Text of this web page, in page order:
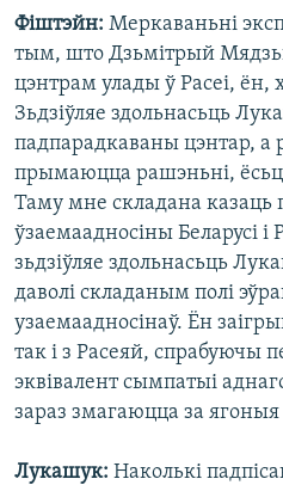
Фіштэйн: Меркаваньні
тым, што Дзьмітрый
цэнтрам улады ў Расеі, ён,
Зьдзіўляе здольнасьць
падпарадкаваны цэнтар,
прымаюцца рашэньні,
Таму мне складана казаць
ўзаемаадносіны Беларусі і
зьдзіўляе здольнасьць
даволі складаным полі
узаемаадносінаў. Ён
так і з Расеяй, спрабуючы
эквівалент сымпатыі
зараз змагаюцца за
Лукашук: Наколькі